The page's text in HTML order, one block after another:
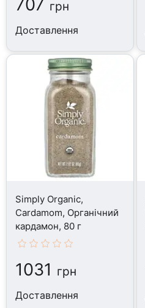
707 грн
Доставлення
Simply Organic,
Cardamom, Органічний
кардамон, 80 г
1031 грн
Доставлення